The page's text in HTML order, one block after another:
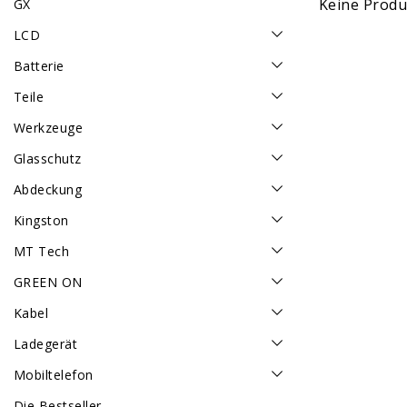
GX
LCD
Batterie
Teile
Werkzeuge
Glasschutz
Abdeckung
Kingston
MT Tech
GREEN ON
Kabel
Ladegerät
Mobiltelefon
Keine